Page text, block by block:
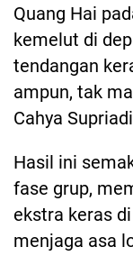
Quang Hai
kemelut di
tendangan
ampun, tak
Cahya
Hasil ini
fase grup,
ekstra keras
menjaga asa